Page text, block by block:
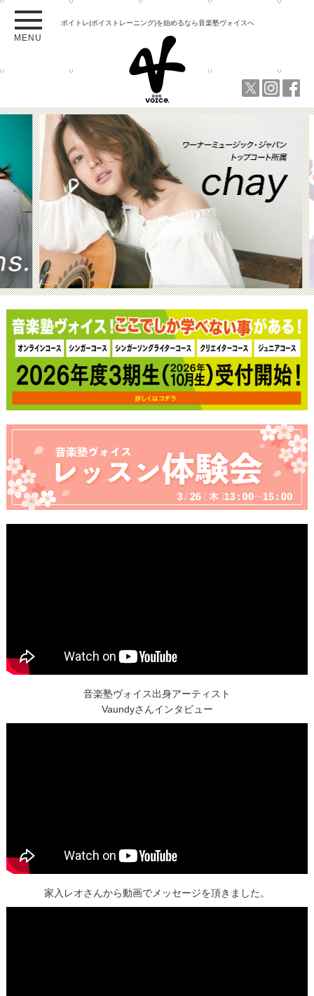
MENU
ボイトレ(ボイストレーニング)を始めるなら音楽塾ヴォイスへ
音楽塾ヴォイス出身アーティスト
Vaundyさんインタビュー
家入レオさんから動画でメッセージを頂きました。